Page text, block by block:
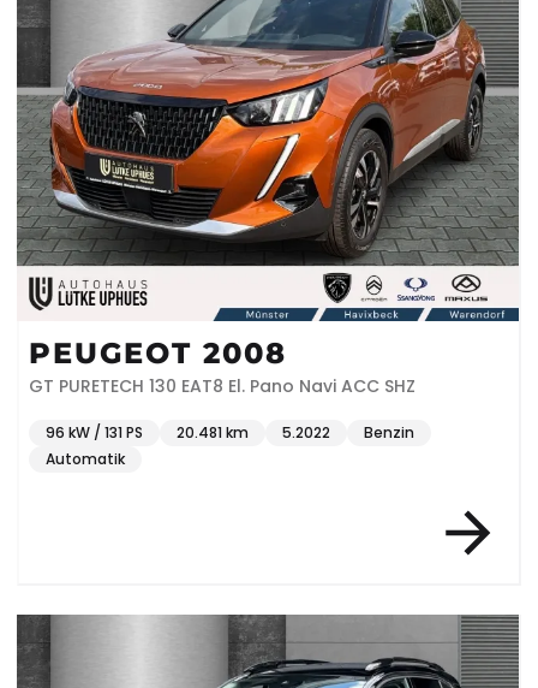
PEUGEOT 2008
GT PURETECH 130 EAT8 El. Pano Navi ACC SHZ
96 kW / 131 PS 20.481 km 5.2022
Benzin
Automatik